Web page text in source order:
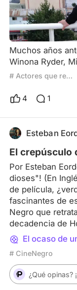
cánones de
decir, un The
Muchos años
Winona Ryder,
Hollywood
mucho más, ya
(1899-1983) no
que parecía
fracasos al
# Actores que regresaron a lo grande
4 1
Esteban
El crepúsculo
Por Esteban
dioses"! (En
de película,
fascinantes de
Negro que
decadencia de
a la deriva, Joe
termina
Desmond, una
en su pasado
a reinar. Joe se
El ocaso de
# CineNegro
¿Qué opinas?